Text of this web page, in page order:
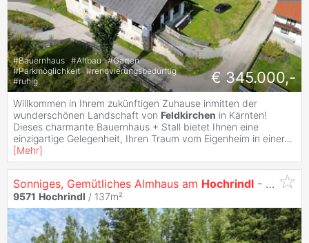
#Bauernhaus #Altbau #Garten
#Parkmöglichkeit #renovierungsbedürftig
#ruhig € 345.000,-
Willkommen in Ihrem zukünftigen Zuhause inmitten der
wunderschönen Landschaft von Feldkirchen in Kärnten!
Dieses charmante Bauernhaus + Stall bietet Ihnen eine
einzigartige Gelegenheit, Ihren Traum vom Eigenheim in einer...
[Mehr]
Sonniges, Gemütliches Almhaus am Hochrindl - Nur 3 Gehminuten zur Skipiste!
9571 Hochrindl / 137m²